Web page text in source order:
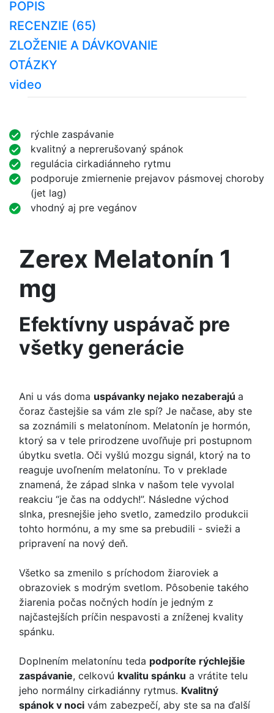
POPIS
RECENZIE (65)
ZLOŽENIE A DÁVKOVANIE
OTÁZKY
video
rýchle zaspávanie
kvalitný a neprerušovaný spánok
regulácia cirkadiánneho rytmu
podporuje zmiernenie prejavov pásmovej choroby
(jet lag)
vhodný aj pre vegánov
Zerex Melatonín 1
mg
Efektívny uspávač pre
všetky generácie
Ani u vás doma uspávanky nejako nezaberajú a
čoraz častejšie sa vám zle spí? Je načase, aby ste
sa zoznámili s melatonínom. Melatonín je hormón,
ktorý sa v tele prirodzene uvoľňuje pri postupnom
úbytku svetla. Oči vyšlú mozgu signál, ktorý na to
reaguje uvoľnením melatonínu. To v preklade
znamená, že západ slnka v našom tele vyvolal
reakciu “je čas na oddych!”. Následne východ
slnka, presnejšie jeho svetlo, zamedzilo produkcii
tohto hormónu, a my sme sa prebudili - svieži a
pripravení na nový deň.
Všetko sa zmenilo s príchodom žiaroviek a
obrazoviek s modrým svetlom. Pôsobenie takého
žiarenia počas nočných hodín je jedným z
najčastejších príčin nespavosti a zníženej kvality
spánku.
Doplnením melatonínu teda podporíte rýchlejšie
zaspávanie, celkovú kvalitu spánku a vrátite telu
jeho normálny cirkadiánny rytmus. Kvalitný
spánok v noci vám zabezpečí, aby ste sa na ďalší